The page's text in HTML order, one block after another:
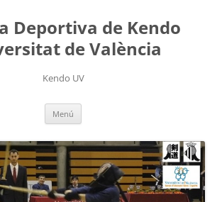
Deportiva de Kendo
de València
Kendo UV
Menú